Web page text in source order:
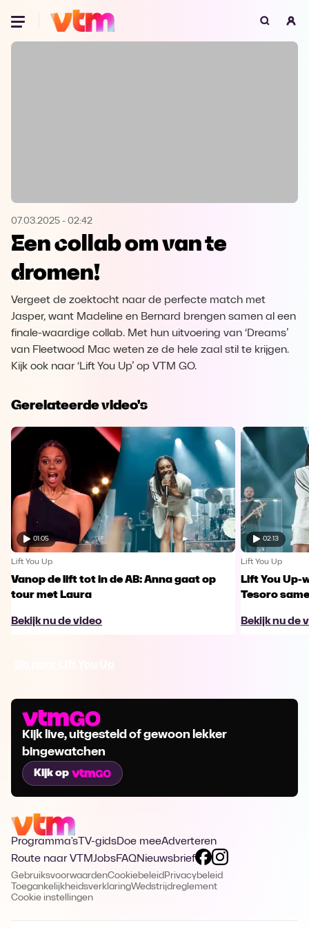
Oeps, browser niet ondersteund
Microsoft Edge Download
Opera
07.03.2025 - 02:42
Een collab om van te
dromen!
Vergeet de zoektocht naar de perfecte match met
Jasper, want Madeline en Bernard brengen samen al een
finale-waardige collab. Met hun uitvoering van ‘Dreams’
van Fleetwood Mac weten ze de hele zaal stil te krijgen.
Kijk ook naar ‘Lift You Up’ op VTM GO.
Gerelateerde video's
01:05
Lift You Up
Vanop de lift tot in de AB: Anna gaat op
tour met Laura
Bekijk nu de video
02:13
Lift You Up
Lift You Up-
Tesoro
Bekijk nu de
Kijk live, uitgesteld of gewoon lekker
bingewatchen
Kijk op
Programma's TV-gidsDoe meeAdverteren
Route naar VTMJobsFAQNieuwsbrief
GebruiksvoorwaardenCookiebeleid Privacybeleid
ToegankelijkheidsverklaringWedstrijdreglement
Cookie instellingen